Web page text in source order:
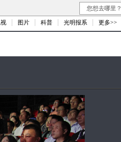
您想去哪里？
图片 科普 光明报系 更多>>